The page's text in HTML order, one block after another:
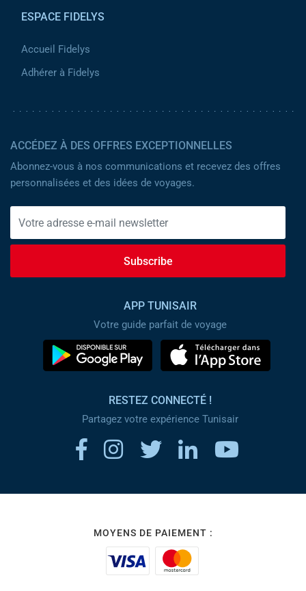
ESPACE FIDELYS
Accueil Fidelys
Adhérer à Fidelys
ACCÉDEZ À DES OFFRES EXCEPTIONNELLES
Abonnez-vous à nos communications et recevez des offres
personnalisées et des idées de voyages.
Subscribe
APP TUNISAIR
Votre guide parfait de voyage
RESTEZ CONNECTÉ !
Partagez votre expérience Tunisair
MOYENS DE PAIEMENT :